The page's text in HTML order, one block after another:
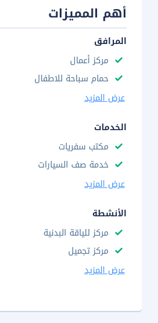
أهم المميزات
المرافق
مركز أعمال
حمام سباحة للاطفال
عرض المزيد
الخدمات
مكتب سفريات
خدمة صف السيارات
عرض المزيد
الأنشطة
مركز للياقة البدنية
مركز تجميل
عرض المزيد